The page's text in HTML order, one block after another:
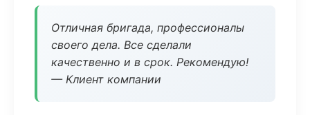
Отличная бригада, профессионалы
своего дела. Все сделали
качественно и в срок. Рекомендую!
— Клиент компании